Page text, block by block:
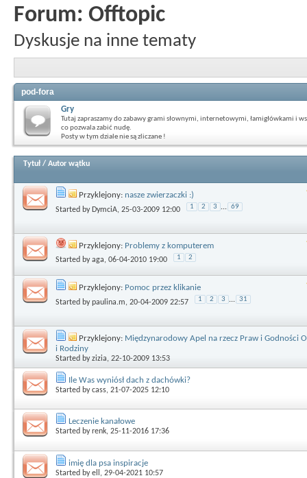
Forum: Offtopic
Dyskusje na inne tematy
pod-fora
Gry
Tutaj zapraszamy do zabawy grami słownymi, internetowymi, łamigłówkami i
co pozwala zabić nudę.
Posty w tym dziale nie są zliczane !
Tytuł / Autor wątku
Przyklejony: nasze zwierzaczki :)
Started by DymciA, 25-03-2009 12:00 1 2 3 ... 69
Przyklejony: Problemy z komputerem
Started byaga, 06-04-2010 19:00 1 2
Przyklejony: Pomoc przez klikanie
Started bypaulina.m, 20-04-2009 22:57 1 2 3 ... 31
Przyklejony: Międzynarodowy Apel na rzecz Praw i Godności
i Rodziny
Started byzizia, 22-10-2009 13:53
Ile Was wyniósł dach z dachówki?
Started bycass, 21-07-2025 12:10
Leczenie kanałowe
Started byrenk, 25-11-2016 17:36
imię dla psa inspiracje
Started byell , 29-04-2021 10:57